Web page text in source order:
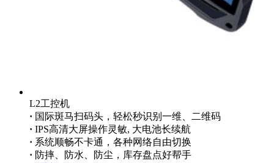
L2工控机
· 国际斑马扫码头，轻松秒识别一维、二维码
· IPS高清大屏操作灵敏, 大电池长续航
· 系统顺畅不卡通，各种网络自由切换
· 防摔、防水、防尘，库存盘点好帮手